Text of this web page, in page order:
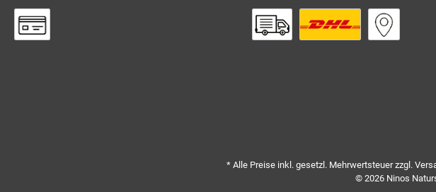
* Alle Preise inkl. gesetzl. Mehrwertsteuer zzgl.
© 2026 Ninos